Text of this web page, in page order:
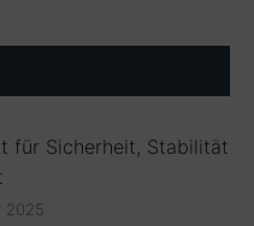
für Sicherheit, Stabilität
2025